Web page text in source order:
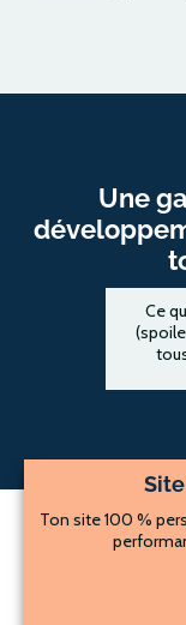
Une
Ce
Ton site 100 %